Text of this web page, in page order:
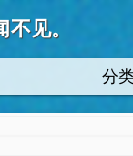
见。
分